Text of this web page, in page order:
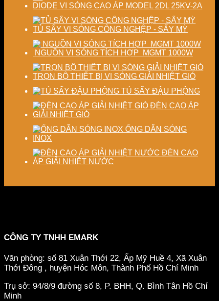
DIODE VI SÓNG CAO ÁP MODEL 2DL 25KV-2A
TỦ SẤY VI SÓNG CÔNG NGHỆP - SẤY MỲ
NGUỒN VI SÓNG TÍCH HỢP MGMT 1000W
TRỌN BỘ THIẾT BỊ VI SÓNG GIẢI NHIỆT GIÓ
TỦ SẤY ĐẬU PHỘNG
ĐÈN CAO ÁP
GIẢI NHIỆT GIÓ
ỐNG DẪN SÓNG
INOX
ĐÈN CAO
ÁP GIẢI NHIỆT NƯỚC
CÔNG TY TNHH EMARK
Văn phòng: số 81 Xuân Thới 22, Ấp Mỹ Huề 4, Xã Xuân
Thới Đông , huyện Hóc Môn, Thành Phố Hồ Chí Minh
Trụ sở: 94/8/9 đường số 8, P. BHH, Q. Bình Tân Hồ Chí
Minh